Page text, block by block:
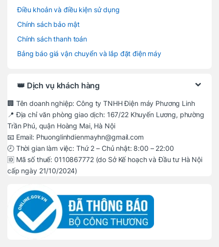
Điều khoản và điều kiện sử dụng
Chính sách bảo mật
Chính sách thanh toán
Bảng báo giá vận chuyển và lắp đặt điện máy
👑 Dịch vụ khách hàng
🏢 Tên doanh nghiệp: Công ty TNHH Điện máy Phương Linh
📍 Địa chỉ văn phòng giao dịch: 167/22 Khuyến Lương, phường
Trần Phú, quận Hoàng Mai, Hà Nội
📧 Email: Phuonglinhdienmayhn@gmail.com
🕗 Thời gian làm việc: Thứ 2 – Chủ nhật: 8:00 – 22:00
🆔 Mã số thuế: 0110867772 (do Sở Kế hoạch và Đầu tư Hà Nội
cấp ngày 21/10/2024)